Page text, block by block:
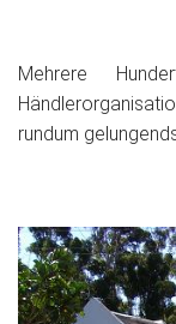
Mehrere
rundum